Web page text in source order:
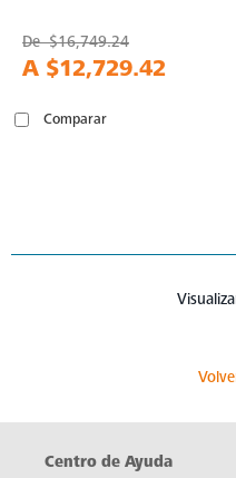
De$16,749.24
A $12,729.42
Comparar
Centro de Ayuda